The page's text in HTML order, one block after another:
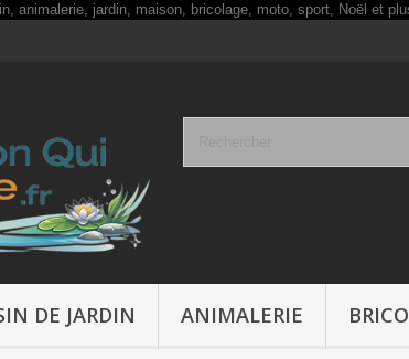
DE JARDIN ANIMALERIE